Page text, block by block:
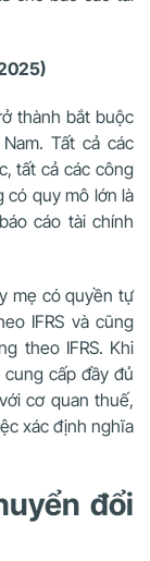
thành bắt buộc
Tất cả các
tất cả các công
có quy mô lớn là
cáo tài chính
mẹ có quyền tự
IFRS và cũng
theo IFRS. Khi
cung cấp đầy đủ
cơ quan thuế,
xác định nghĩa
đổi